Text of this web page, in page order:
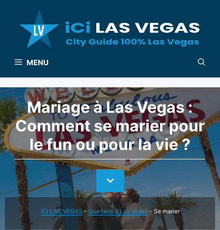
contenu
MENU
Mariage à Las Vegas :
Comment se marier pour
le fun ou pour la vie ?
iCi LAS VEGAS - Que faire à Las Vegas-Se marier